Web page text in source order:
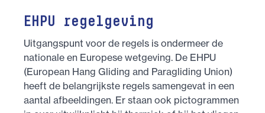
EHPU regelgeving
Uitgangspunt voor de regels is ondermeer de
nationale en Europese wetgeving. De EHPU
(European Hang Gliding and Paragliding Union)
heeft de belangrijkste regels samengevat in een
aantal afbeeldingen. Er staan ook pictogrammen